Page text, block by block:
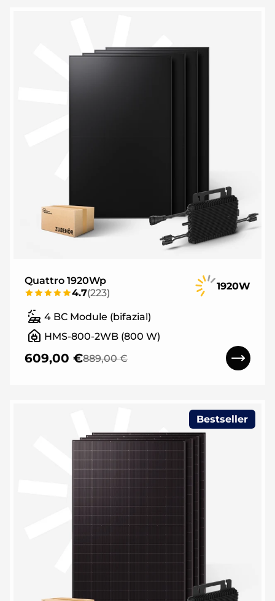
Quattro 1920Wp
4.7(223)
1920W
4 BC Module (bifazial)
HMS-800-2WB (800 W)
609,00 €889,00 €
Bestseller